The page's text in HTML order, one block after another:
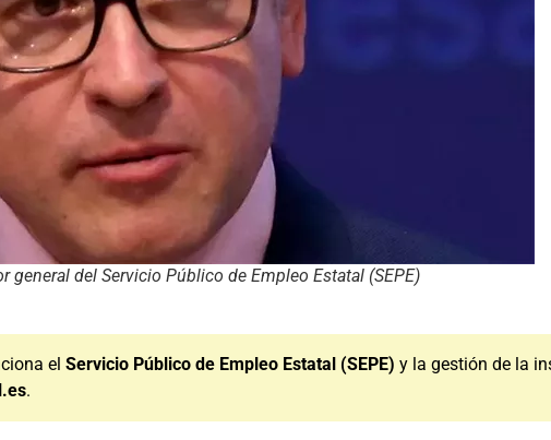
general del Servicio Público de Empleo Estatal (SEPE)
el Servicio Público de Empleo Estatal (SEPE) y la gestión de la
.